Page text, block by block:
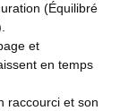
(Équilibré
et
en temps
raccourci et son